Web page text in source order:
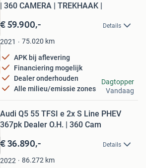
| 360 CAMERA | TREKHAAK |
€ 59.900,- Details
2021 75.020 km
APK bij aflevering
Financiering mogelijk
Dealer onderhouden
Alle milieu/emissie zones
Dagtopper
Vandaag
Audi Q5 55 TFSI e 2x S Line PHEV
367pk Dealer O.H. | 360 Cam
€ 36.890,- Details
2022 86.272 km